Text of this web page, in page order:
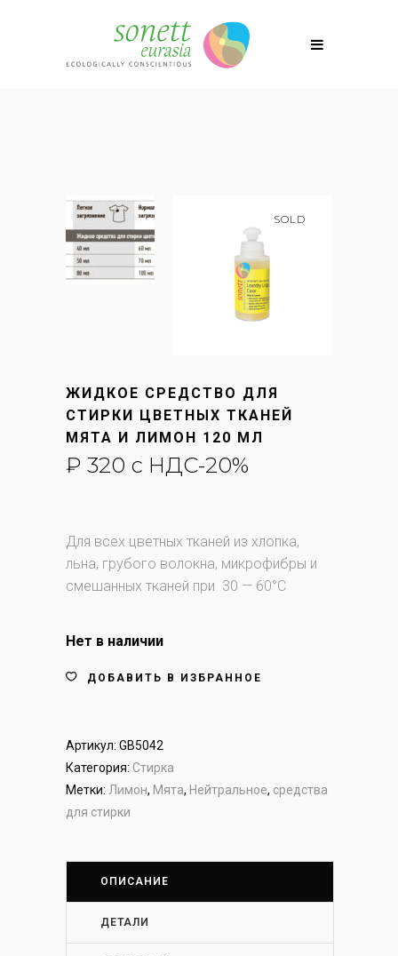
SOLD
ЖИДКОЕ СРЕДСТВО ДЛЯ
СТИРКИ ЦВЕТНЫХ ТКАНЕЙ
МЯТА И ЛИМОН 120 МЛ
₽ 320 с НДС-20%
Для всех цветных тканей из хлопка,
льна, грубого волокна, микрофибры и
смешанных тканей при 30 — 60°C
Нет в наличии
ДОБАВИТЬ В ИЗБРАННОЕ
Артикул: GB5042
Категория: Стирка
Метки: Лимон, Мята, Нейтральное, средства
для стирки
ОПИСАНИЕ
ДЕТАЛИ